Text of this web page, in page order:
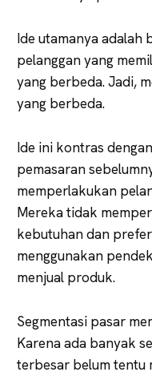
Ide utamanya adalah
pelanggan yang
yang berbeda. Jadi,
yang berbeda.
Ide ini kontras
pemasaran
memperlakukan
Mereka tidak
kebutuhan dan
menggunakan
menjual produk.
Segmentasi pasar
Karena ada banyak
terbesar belum tentu